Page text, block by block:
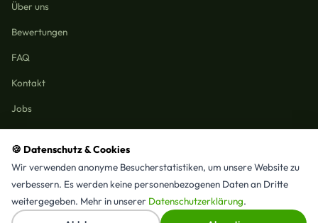
🍪 Datenschutz & Cookies
Wir verwenden anonyme Besucherstatistiken, um unsere Website zu
verbessern. Es werden keine personenbezogenen Daten an Dritte
weitergegeben. Mehr in unserer Datenschutzerklärung.
Über uns
Bewertungen
FAQ
Kontakt
Jobs
Reinigungmunchen.de © 2026 Alle Rechte vorbehalten
Alle Leistungen & Stadtteile
⭐ 4,9/5 Google · 15 Bewertungen · Seit 2025 in München